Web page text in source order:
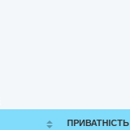
ПРИВАТНІСТЬ